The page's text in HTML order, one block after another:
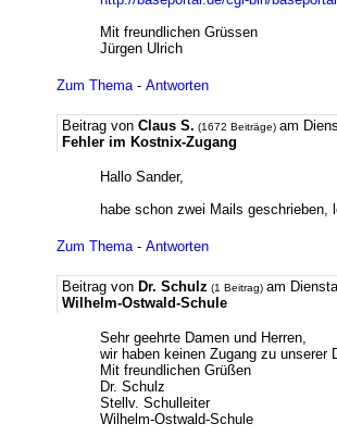
Mit freundlichen Grüssen
Jürgen Ulrich
Zum Thema- Antworten
Beitrag von Claus S. (1672 Beiträge) am
Fehler im Kostnix-Zugang
Hallo Sander,
habe schon zwei Mails geschrieben,
Zum Thema- Antworten
Beitrag von Dr. Schulz (1 Beitrag) am
Wilhelm-Ostwald-Schule
Sehr geehrte Damen und Herren,
wir haben keinen Zugang zu
Mit freundlichen Grüßen
Dr. Schulz
Stellv. Schulleiter
Wilhelm-Ostwald-Schule